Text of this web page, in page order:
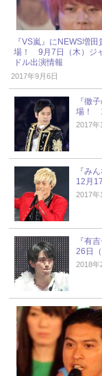
『VS嵐』にNEWS増田
場！ 9月7日（木）ジ
ドル出演情報
2017年9月6日
『徹
場！
2017年
『み
12月
2017年
『有
26日
2018年